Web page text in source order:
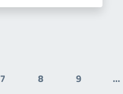
Pagina
7
Pagina
8
Pagina
9 …